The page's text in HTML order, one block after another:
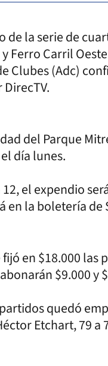
la serie de
Ferro Carril
Clubes (Adc)
del Parque
día lunes.
el expendio
en la boletería
en $18.000
$9.000 y
quedó
Etchart, 79 a